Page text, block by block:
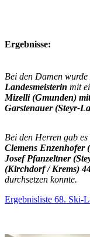
Ergebnisse:
Bei den Damen wurde
Landesmeisterin mit
Mizelli (Gmunden)
Garstenauer (Steyr-
Bei den Herren gab
Clemens Enzenhofer
Josef Pfanzeltner
(Kirchdorf / Krems)
durchsetzen konnte.
Ergebnisliste 68. Ski-